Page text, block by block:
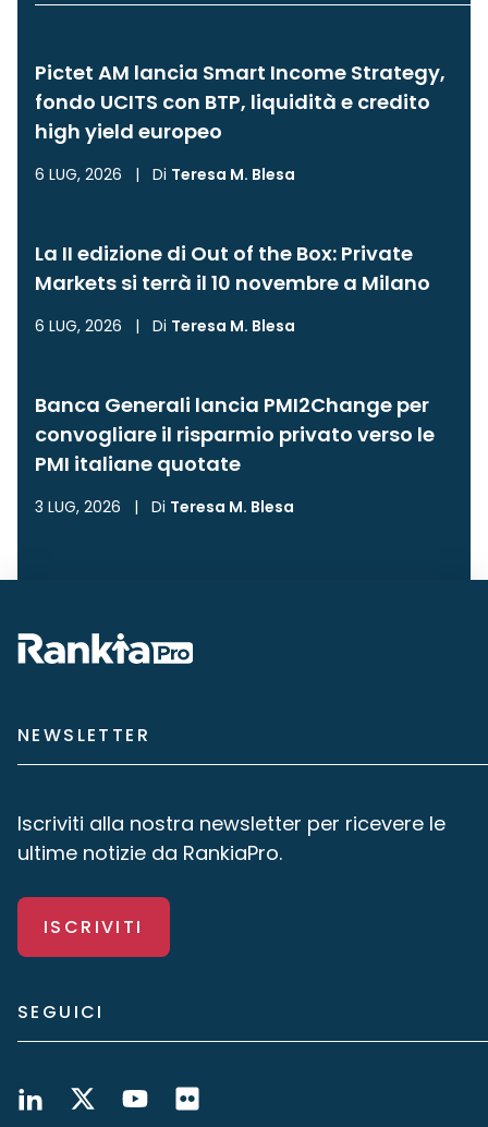
Pictet AM lancia Smart Income Strategy,
fondo UCITS con BTP, liquidità e credito
high yield europeo
6 LUG, 2026 | Di Teresa M. Blesa
La II edizione di Out of the Box: Private
Markets si terrà il 10 novembre a Milano
6 LUG, 2026 | Di Teresa M. Blesa
Banca Generali lancia PMI2Change per
convogliare il risparmio privato verso le
PMI italiane quotate
3 LUG, 2026 | Di Teresa M. Blesa
NEWSLETTER
Iscriviti alla nostra newsletter per ricevere le
ultime notizie da RankiaPro.
ISCRIVITI
SEGUICI